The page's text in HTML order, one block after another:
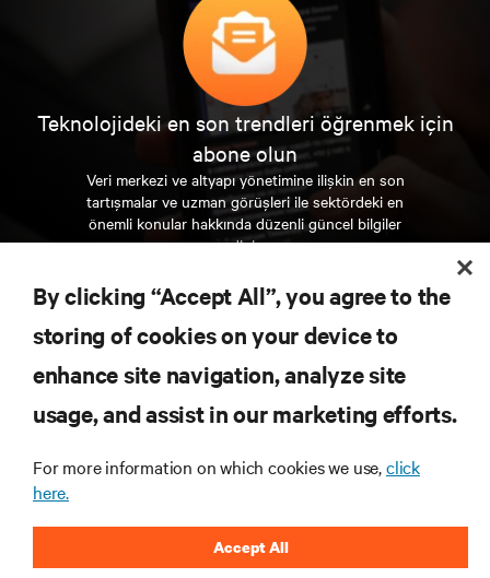
Teknolojideki en son trendleri öğrenmek için
abone olun
Veri merkezi ve altyapı yönetimine ilişkin en son
tartışmalar ve uzman görüşleri ile sektördeki en
önemli konular hakkında düzenli güncel bilgiler
edinin.
ŞİMDİ KAYDOLUN
KAYNAKLAR
KURUMSAL
By clicking “Accept All”, you agree to the
storing of cookies on your device to
enhance site navigation, analyze site
usage, and assist in our marketing efforts.
For more information on which cookies we use,click
here.
Accept All